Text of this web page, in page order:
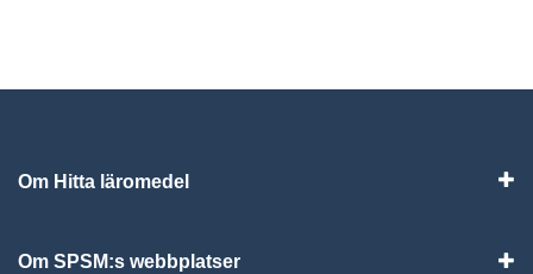
Om Hitta läromedel
Om SPSM:s webbplatser